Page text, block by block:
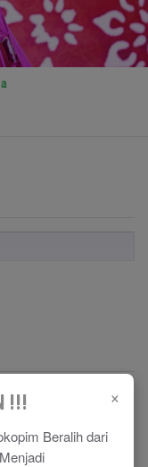
×
!!!
Beralih dari